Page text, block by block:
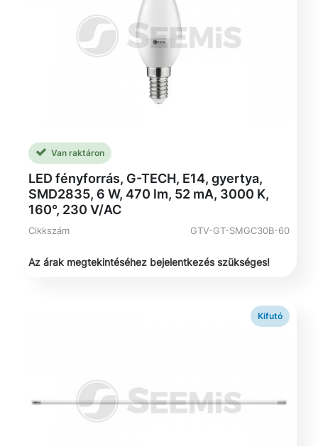
Van raktáron
LED fényforrás, G-TECH, E14, gyertya,
SMD2835, 6 W, 470 lm, 52 mA, 3000 K,
160°, 230 V/AC
Cikkszám GTV-GT-SMGC30B-60
Az árak megtekintéséhez bejelentkezés szükséges!
Kifutó